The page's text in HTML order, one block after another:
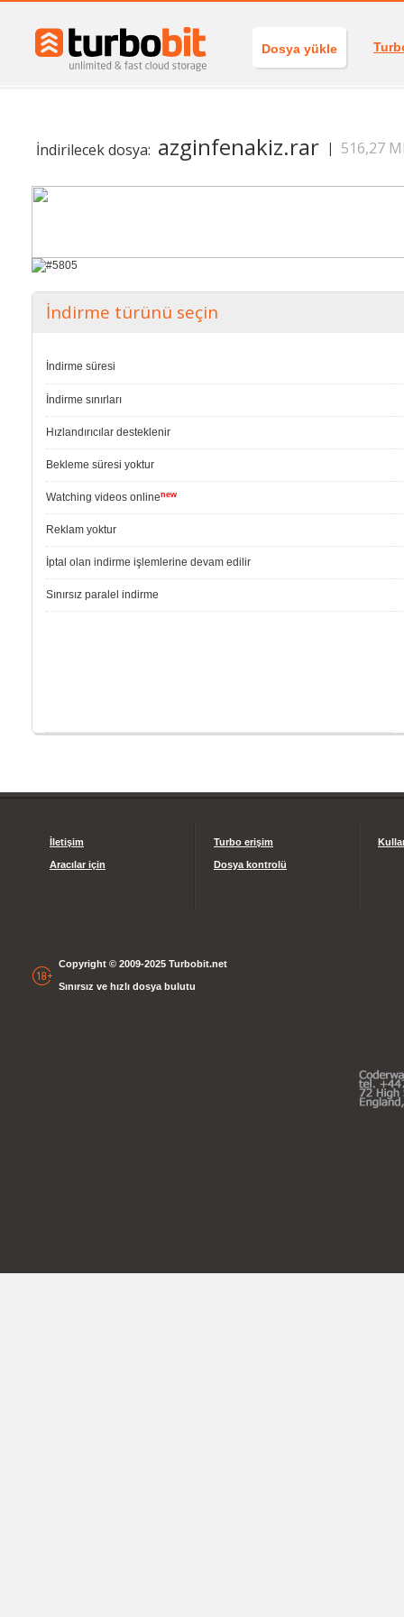
Dosya yükle
İndirilecek dosya: azginfenakiz.rar | 516,27
İndirme türünü seçin
İndirme süresi
İndirme sınırları
Hızlandırıcılar desteklenir
Bekleme süresi yoktur
Watching videos onlinenew
Reklam yoktur
İptal olan indirme işlemlerine devam edilir
Sınırsız paralel indirme
İletişim
Aracılar için
Turbo erişim
Dosya kontrolü
Copyright © 2009-2025 Turbobit.net
Sınırsız ve hızlı dosya bulutu